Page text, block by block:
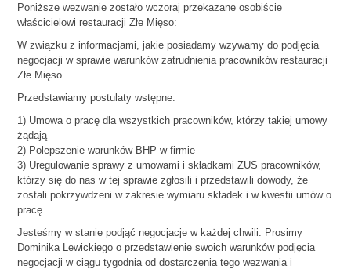
Poniższe wezwanie zostało wczoraj przekazane osobiście
właścicielowi restauracji Złe Mięso:
W związku z informacjami, jakie posiadamy wzywamy do podjęcia
negocjacji w sprawie warunków zatrudnienia pracowników restauracji
Złe Mięso.
Przedstawiamy postulaty wstępne:
1) Umowa o pracę dla wszystkich pracowników, którzy takiej umowy
żądają
2) Polepszenie warunków BHP w firmie
3) Uregulowanie sprawy z umowami i składkami ZUS pracowników,
którzy się do nas w tej sprawie zgłosili i przedstawili dowody, że
zostali pokrzywdzeni w zakresie wymiaru składek i w kwestii umów o
pracę
Jesteśmy w stanie podjąć negocjacje w każdej chwili. Prosimy
Dominika Lewickiego o przedstawienie swoich warunków podjęcia
negocjacji w ciągu tygodnia od dostarczenia tego wezwania i